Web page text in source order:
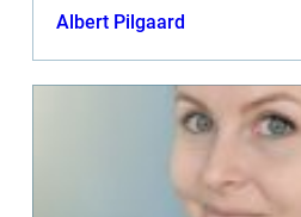
meget. De forsøger heller
Albert Pilgaard